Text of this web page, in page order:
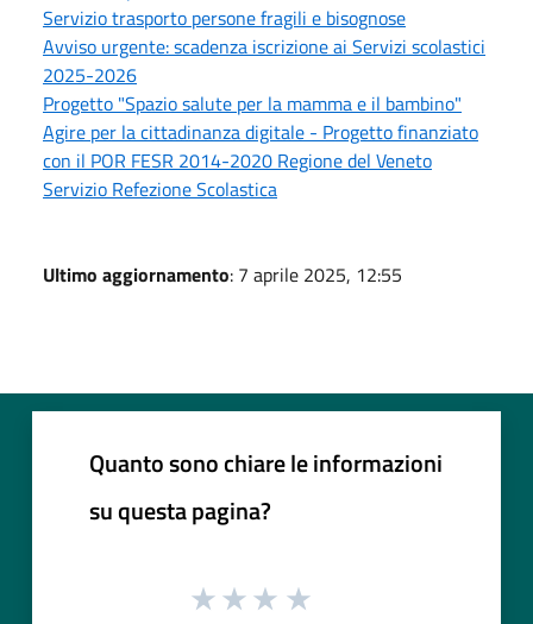
Servizio trasporto persone fragili e bisognose
Avviso urgente: scadenza iscrizione ai Servizi scolastici
2025-2026
Progetto "Spazio salute per la mamma e il bambino"
Agire per la cittadinanza digitale - Progetto finanziato
con il POR FESR 2014-2020 Regione del Veneto
Servizio Refezione Scolastica
Ultimo aggiornamento: 7 aprile 2025, 12:55
Quanto sono chiare le informazioni
su questa pagina?